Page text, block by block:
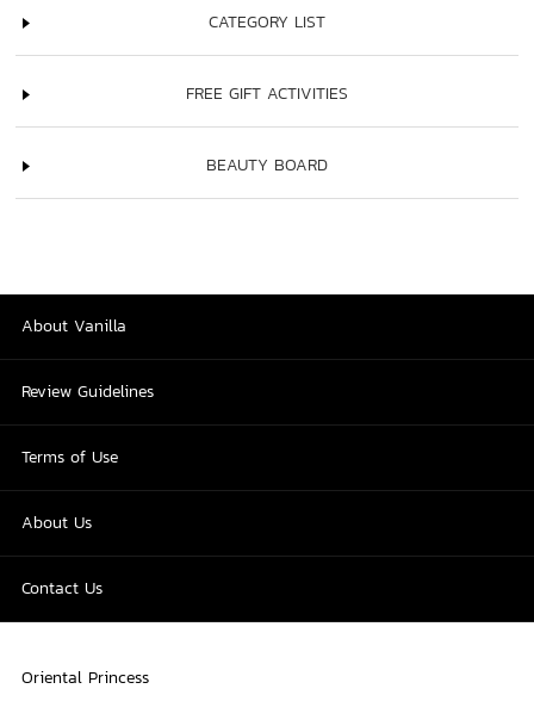
CATEGORY LIST
FREE GIFT ACTIVITIES
BEAUTY BOARD
About Vanilla
Review Guidelines
Terms of Use
About Us
Contact Us
Oriental Princess